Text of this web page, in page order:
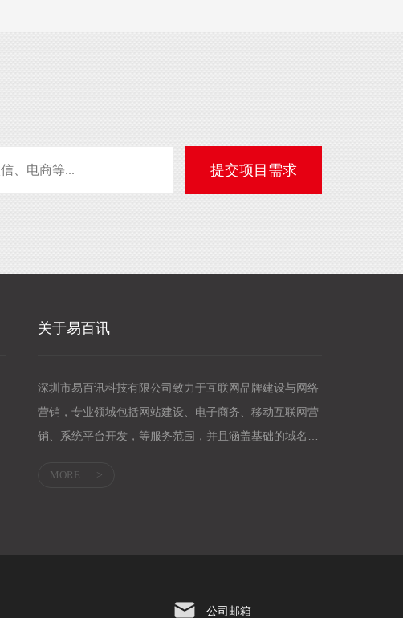
关于易百讯
深圳市易百讯科技有限公司致力于互联网品牌建设与网络
营销，专业领域包括网站建设、电子商务、移动互联网营
销、系统平台开发，等服务范围，并且涵盖基础的域名服
MORE >
公司邮箱